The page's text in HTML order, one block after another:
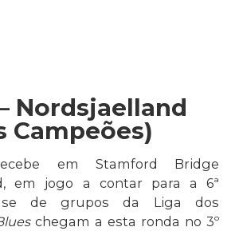
Nordsjaelland
Campeões)
em Stamford Bridge
em jogo a contar para a 6ª
de grupos da Liga dos
chegam a esta ronda no 3º